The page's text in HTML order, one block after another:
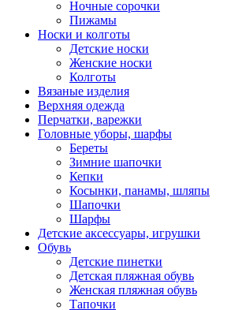
Ночные сорочки
Пижамы
Носки и колготы
Детские носки
Женские носки
Колготы
Вязаные изделия
Верхняя одежда
Перчатки, варежки
Головные уборы, шарфы
Береты
Зимние шапочки
Кепки
Косынки, панамы, шляпы
Шапочки
Шарфы
Детские аксессуары, игрушки
Обувь
Детские пинетки
Детская пляжная обувь
Женская пляжная обувь
Тапочки